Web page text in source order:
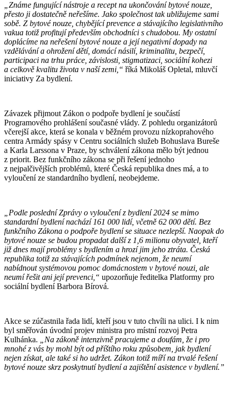
„Známe fungující nástroje a recept na ukončování bytové nouze,
přesto ji dostatečně neřešíme. Jako společnost tak ubližujeme sami
sobě. Z bytové nouze, chybějící prevence a stávajícího legislativního
vakua totiž profitují především obchodníci s chudobou. My ostatní
doplácíme na neřešení bytové nouze a její negativní dopady na
vzdělávání a ohrožení dětí, domácí násilí, kriminalitu, bezpečí,
participaci na trhu práce, závislosti, stigmatizaci, sociální kohezi
a celkově kvalitu života v naší zemi,“ říká Mikoláš Opletal, mluvčí
iniciativy Za bydlení.
Závazek přijmout Zákon o podpoře bydlení je součástí
Programového prohlášení současné vlády. Z pohledu organizátorů
včerejší akce, která se konala v běžném provozu nízkoprahového
centra Armády spásy v Centru sociálních služeb Bohuslava Bureše
a Karla Larssona v Praze, by schválení zákona mělo být jednou
z priorit. Bez funkčního zákona se při řešení jednoho
z nejpalčivějších problémů, které Česká republika dnes má, a to
vyloučení ze standardního bydlení, neobejdeme.
„Podle poslední Zprávy o vyloučení z bydlení 2024 se mimo
standardní bydlení nachází 161 000 lidí, včetně 62 000 dětí. Bez
funkčního Zákona o podpoře bydlení se situace nezlepší. Naopak do
bytové nouze se budou propadat další z 1,6 milionu obyvatel, kteří
již dnes mají problémy s bydlením a hrozí jim jeho ztráta. Česká
republika totiž za stávajících podmínek nejenom, že neumí
nabídnout systémovou pomoc domácnostem v bytové nouzi, ale
neumí řešit ani její prevenci,“ upozorňuje ředitelka Platformy pro
sociální bydlení Barbora Bírová.
Akce se zúčastnila řada lidí, kteří jsou v tuto chvíli na ulici. I k nim
byl směřován úvodní projev ministra pro místní rozvoj Petra
Kulhánka. „Na zákoně intenzivně pracujeme a doufám, že i pro
mnohé z vás by mohl být od příštího roku způsobem, jak bydlení
nejen získat, ale také si ho udržet. Zákon totiž míří na trvalé řešení
bytové nouze skrz poskytnutí bydlení a zajištění asistence v bydlení.”